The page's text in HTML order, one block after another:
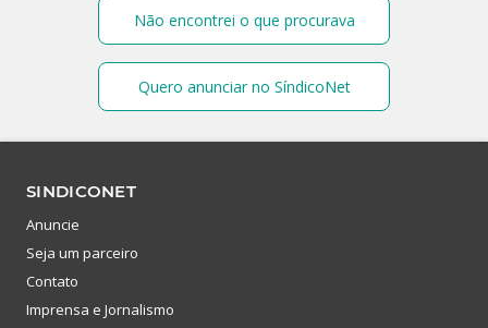
Não encontrei o que procurava
Quero anunciar no SíndicoNet
SINDICONET
Anuncie
Seja um parceiro
Contato
Imprensa e Jornalismo